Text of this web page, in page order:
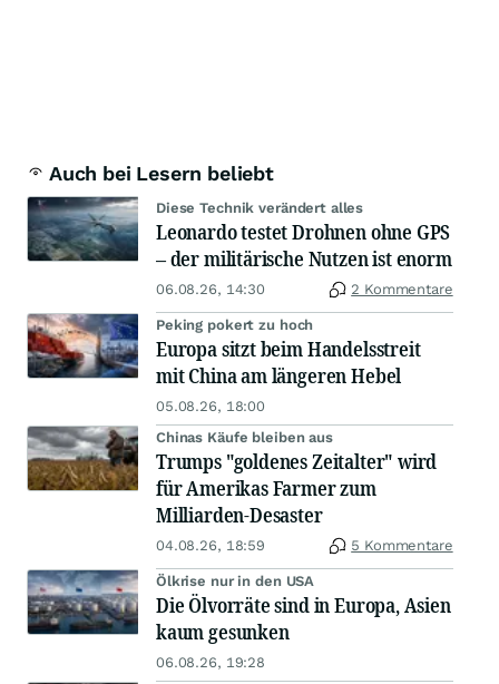
Auch bei Lesern beliebt
Diese Technik verändert alles
Leonardo testet Drohnen ohne GPS
– der militärische Nutzen ist enorm
06.08.26, 14:30 2 Kommentare
Peking pokert zu hoch
Europa sitzt beim Handelsstreit
mit China am längeren Hebel
05.08.26, 18:00
Chinas Käufe bleiben aus
Trumps "goldenes Zeitalter" wird
für Amerikas Farmer zum
Milliarden-Desaster
04.08.26, 18:59 5 Kommentare
Ölkrise nur in den USA
Die Ölvorräte sind in Europa, Asien
kaum gesunken
06.08.26, 19:28